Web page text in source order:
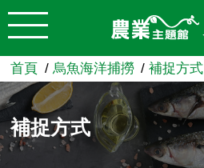
跳到主要內容
農業知識入口網
首頁 烏魚海洋捕撈 補捉方式
補捉方式